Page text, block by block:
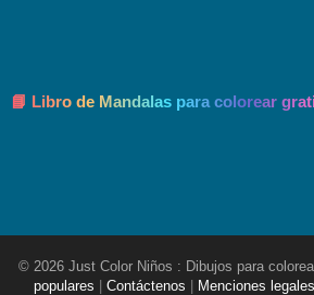
📘 Libro de Mandalas para colorear
© 2026 Just Color Niños : Dibujos para
populares
Contáctenos Menciones legales